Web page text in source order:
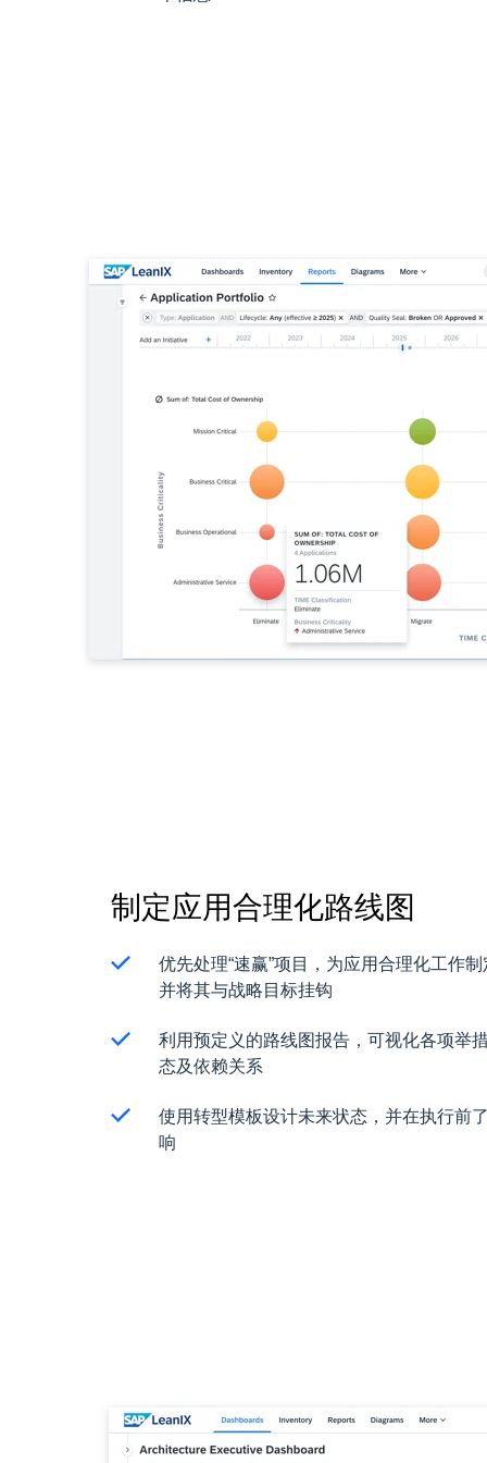
制定应用合理化路线图
优先处理“速赢”项目，为应用合理化工作
并将其与战略目标挂钩
利用预定义的路线图报告，可视化各项举
态及依赖关系
使用转型模板设计未来状态，并在执行前
响